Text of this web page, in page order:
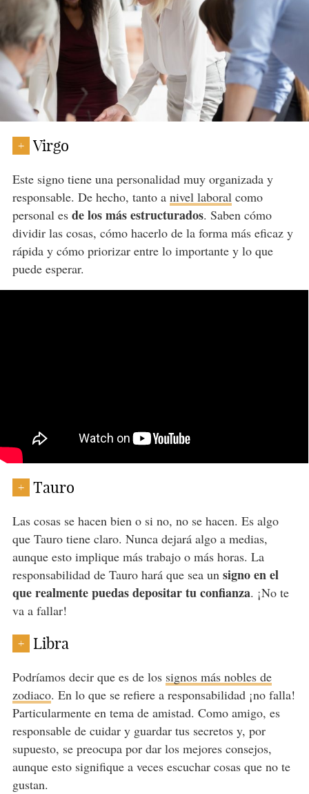
+ Virgo
Este signo tiene una personalidad muy organizada y
responsable. De hecho, tanto a nivel laboralcomo
personal es de los más estructurados. Saben cómo
dividir las cosas, cómo hacerlo de la forma más eficaz y
rápida y cómo priorizar entre lo importante y lo que
puede esperar.
+ Tauro
Las cosas se hacen bien o si no, no se hacen. Es algo
que Tauro tiene claro. Nunca dejará algo a medias,
aunque esto implique más trabajo o más horas. La
responsabilidad de Tauro hará que sea un signo en el
que realmente puedas depositar tu confianza. ¡No te
va a fallar!
+ Libra
Podríamos decir que es de los signos más nobles de
zodiaco. En lo que se refiere a responsabilidad ¡no falla!
Particularmente en tema de amistad. Como amigo, es
responsable de cuidar y guardar tus secretos y, por
supuesto, se preocupa por dar los mejores consejos,
aunque esto signifique a veces escuchar cosas que no te
gustan.